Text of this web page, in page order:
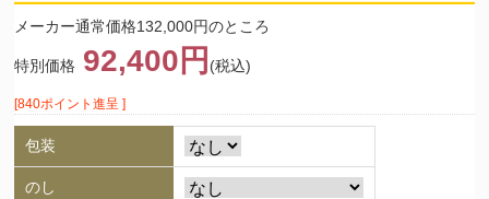
メーカー通常価格132,000円のところ
特別価格 92,400円 (税込)
[840ポイント進呈 ]
包装
のし